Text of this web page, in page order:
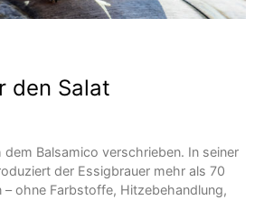
den Salat
dem Balsamico verschrieben. In seiner
der Essigbrauer mehr als 70
– ohne Farbstoffe, Hitzebehandlung,